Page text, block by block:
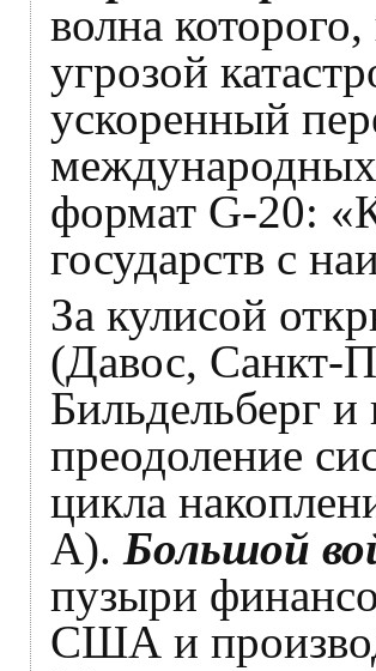
волна
угрозой
ускоренный
формат G-20:
государств с
За кулисой
(Давос, Санкт-
Бильдельберг
преодоление
цикла
А). Большой
пузыри
США и